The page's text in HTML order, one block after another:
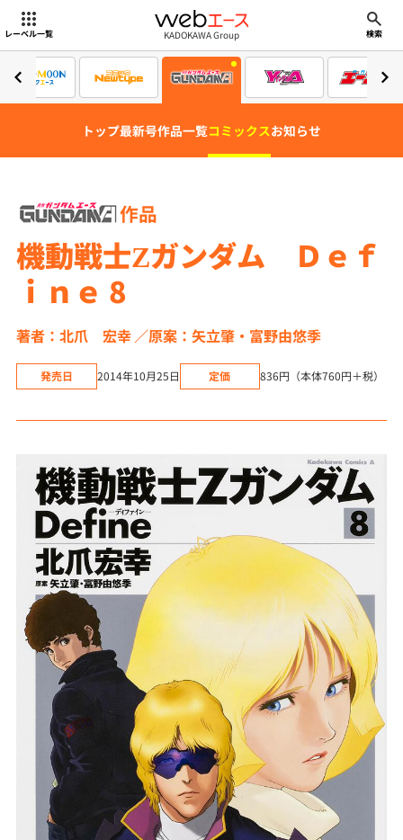
レーベル一覧 webエース
KADOKAWA Group 検索
トップ最新号作品一覧コミックスお知らせ
作品
機動戦士Ζガンダム Ｄｅｆ
ｉｎｅ 8
著者：北爪 宏幸 原案：矢立肇・富野由悠季
発売日 2014年10月25日 定価 836円（本体760円＋税）